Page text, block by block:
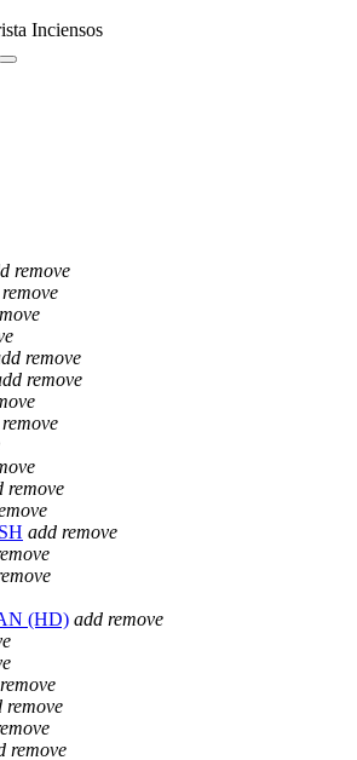
Inciensos
remove
remove
remove
remove
remove
remove
add remove
(HD) add remove
remove
remove
remove